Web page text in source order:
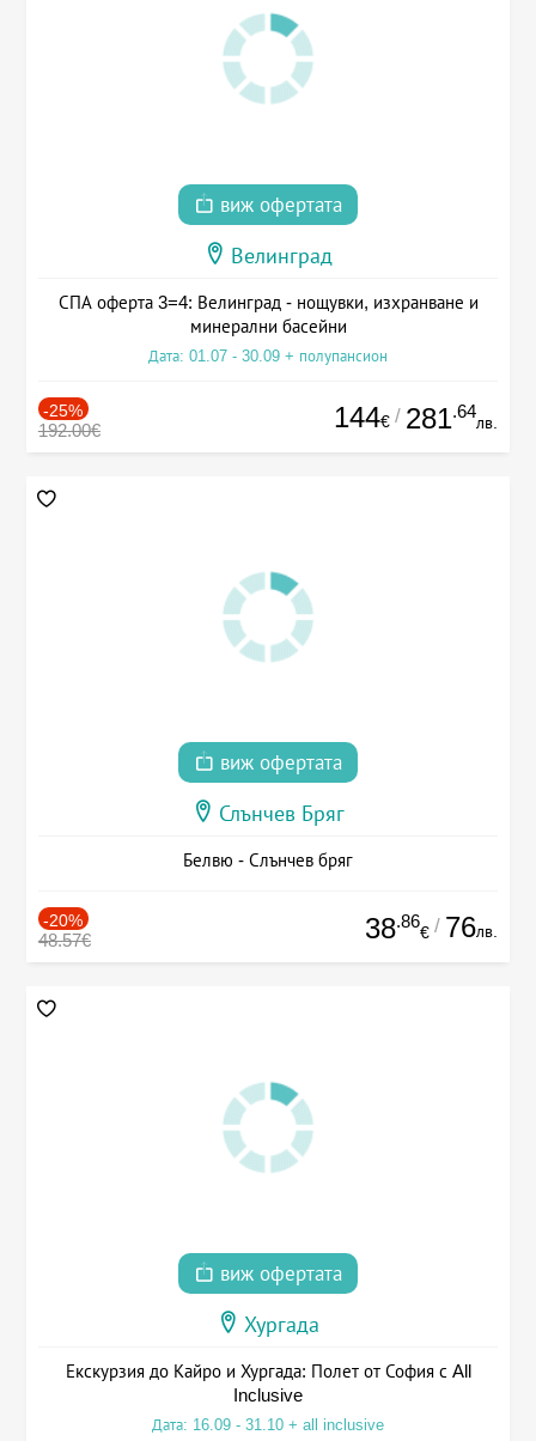
виж офертата
Велинград
СПА оферта 3=4: Велинград - нощувки, изхранване и
минерални басейни
Дата: 01.07 - 30.09 + полупансион
-25%
192.00€ 144€ / 281.64
лв.
виж офертата
Слънчев Бряг
Белвю - Слънчев бряг
-20%
48.57€ 38.86
€ / 76лв.
виж офертата
Хургада
Екскурзия до Кайро и Хургада: Полет от София с All
Inclusive
Дата: 16.09 - 31.10 + all inclusive